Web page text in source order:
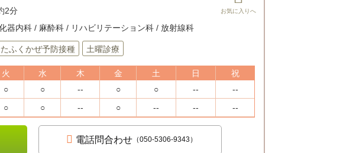
2分
器内科 / 麻酔科 / リハビリテーション科 / 放射線科
ふくかぜ予防接種 土曜診療
火 水 木 金 土 日
祝
○ ○ -- ○ ○ --
--
○ ○ -- ○ -- -- --
電話問合わせ （050-5306-9343）